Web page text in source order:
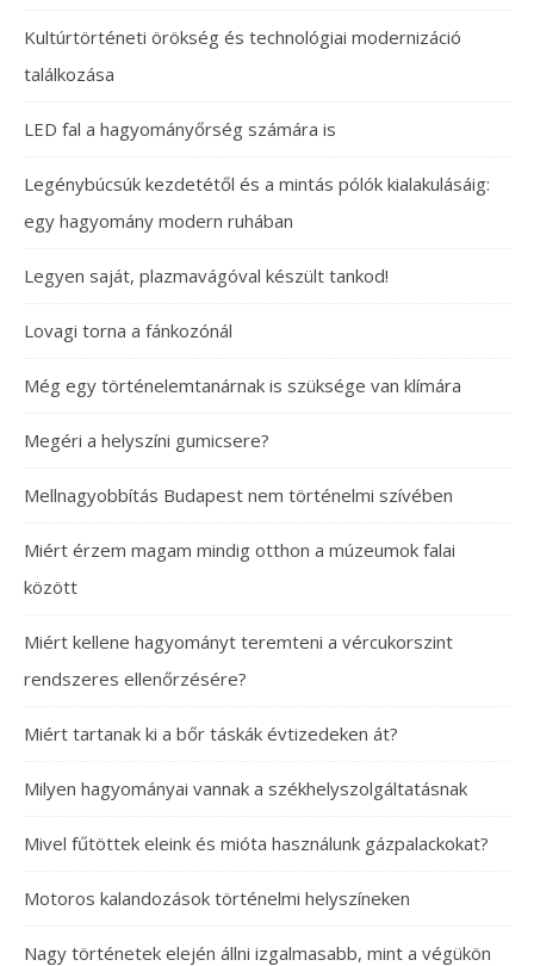
Kultúrtörténeti örökség és technológiai modernizáció
találkozása
LED fal a hagyományőrség számára is
Legénybúcsúk kezdetétől és a mintás pólók kialakulásáig:
egy hagyomány modern ruhában
Legyen saját, plazmavágóval készült tankod!
Lovagi torna a fánkozónál
Még egy történelemtanárnak is szüksége van klímára
Megéri a helyszíni gumicsere?
Mellnagyobbítás Budapest nem történelmi szívében
Miért érzem magam mindig otthon a múzeumok falai
között
Miért kellene hagyományt teremteni a vércukorszint
rendszeres ellenőrzésére?
Miért tartanak ki a bőr táskák évtizedeken át?
Milyen hagyományai vannak a székhelyszolgáltatásnak
Mivel fűtöttek eleink és mióta használunk gázpalackokat?
Motoros kalandozások történelmi helyszíneken
Nagy történetek elején állni izgalmasabb, mint a végükön